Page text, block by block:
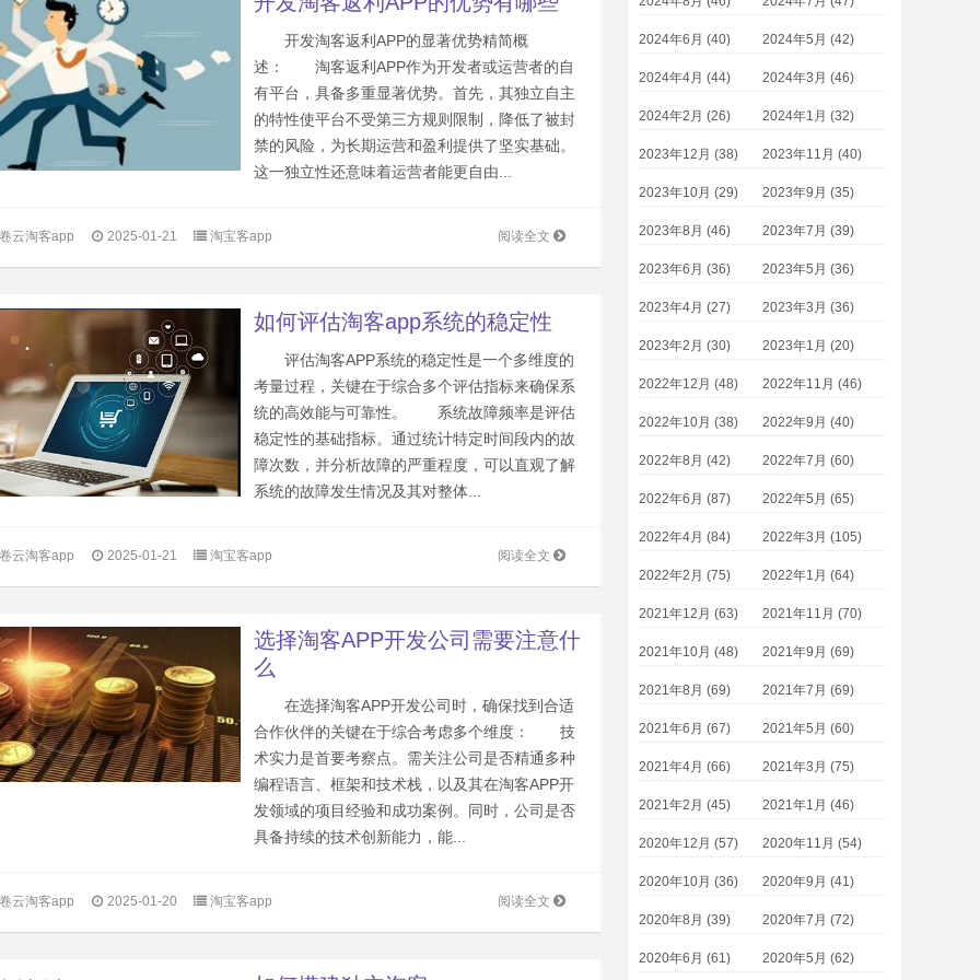
开发淘客返利APP的显著优势精简概
述： 淘客返利APP作为开发者或运营者的自
有平台，具备多重显著优势。首先，其独立自主
的特性使平台不受第三方规则限制，降低了被封
禁的风险，为长期运营和盈利提供了坚实基础。
这一独立性还意味着运营者能更自由...
阅读全文
云淘客app 2025-01-21 淘宝客app
如何评估淘客app系统的稳定性
评估淘客APP系统的稳定性是一个多维度的
考量过程，关键在于综合多个评估指标来确保系
统的高效能与可靠性。 系统故障频率是评估
稳定性的基础指标。通过统计特定时间段内的故
障次数，并分析故障的严重程度，可以直观了解
系统的故障发生情况及其对整体...
阅读全文
云淘客app 2025-01-21 淘宝客app
选择淘客APP开发公司需要注意什
么
在选择淘客APP开发公司时，确保找到合适
合作伙伴的关键在于综合考虑多个维度： 技
术实力是首要考察点。需关注公司是否精通多种
编程语言、框架和技术栈，以及其在淘客APP开
发领域的项目经验和成功案例。同时，公司是否
具备持续的技术创新能力，能...
阅读全文
云淘客app 2025-01-20 淘宝客app
2024年6月 (40) 2024年5月 (42)
2024年4月 (44) 2024年3月 (46)
2024年2月 (26) 2024年1月 (32)
2023年12月 (38) 2023年11月 (40)
2023年10月 (29) 2023年9月 (35)
2023年8月 (46) 2023年7月 (39)
2023年6月 (36) 2023年5月 (36)
2023年4月 (27) 2023年3月 (36)
2023年2月 (30) 2023年1月 (20)
2022年12月 (48) 2022年11月 (46)
2022年10月 (38) 2022年9月 (40)
2022年8月 (42) 2022年7月 (60)
2022年6月 (87) 2022年5月 (65)
2022年4月 (84) 2022年3月 (105)
2022年2月 (75) 2022年1月 (64)
2021年12月 (63) 2021年11月 (70)
2021年10月 (48) 2021年9月 (69)
2021年8月 (69) 2021年7月 (69)
2021年6月 (67) 2021年5月 (60)
2021年4月 (66) 2021年3月 (75)
2021年2月 (45) 2021年1月 (46)
2020年12月 (57) 2020年11月 (54)
2020年10月 (36) 2020年9月 (41)
2020年8月 (39) 2020年7月 (72)
2020年6月 (61) 2020年5月 (62)